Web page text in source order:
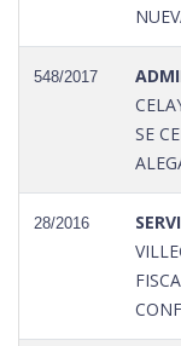
548/2017
SE
28/2016